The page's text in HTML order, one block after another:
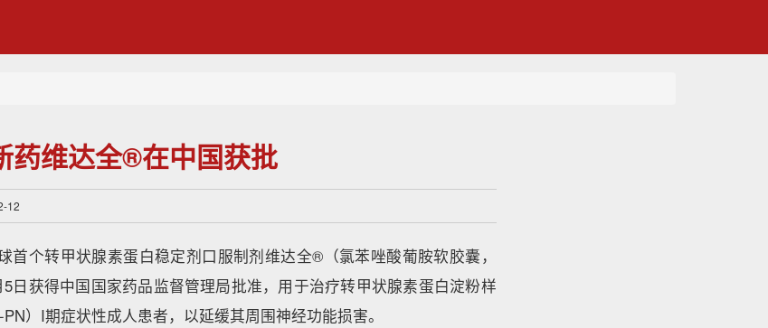
药维达全®在中国获批
12
首个转甲状腺素蛋白稳定剂口服制剂维达全®（氯苯唑酸葡胺软胶囊，
日获得中国国家药品监督管理局批准，用于治疗转甲状腺素蛋白淀粉样
）I期症状性成人患者，以延缓其周围神经功能损害。